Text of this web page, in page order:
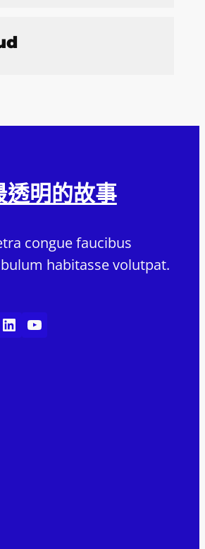
透明的故事
congue faucibus
habitasse volutpat.
LinkedIn YouTube